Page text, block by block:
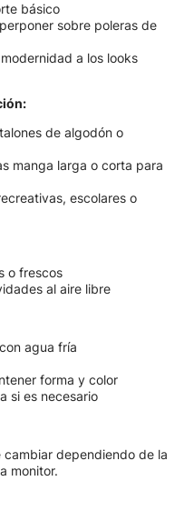
básico
sobre poleras de
a los looks
de algodón o
manga larga o corta para
escolares o
o frescos
al aire libre
agua fría
forma y color
si es necesario
dependiendo de la
monitor.